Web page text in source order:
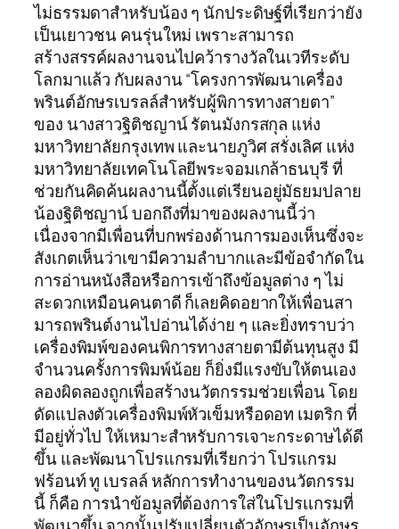
ไม่ธรรมดาสำหรับน้อง ๆ นักประดิษฐ์ที่เรียกว่ายัง
เป็นเยาวชน คนรุ่นใหม่ เพราะสามารถ
สร้างสรรค์ผลงานจนไปคว้ารางวัลในเวทีระดับ
โลกมาแล้ว กับผลงาน “โครงการพัฒนาเครื่อง
พรินต์อักษรเบรลล์สำหรับผู้พิการทางสายตา”
ของ นางสาวฐิติชญาน์ รัตนมังกรสกุล แห่ง
มหาวิทยาลัยกรุงเทพ และนายภูวิศ สรั่งเลิศ แห่ง
มหาวิทยาลัยเทคโนโลยีพระจอมเกล้าธนบุรี ที่
ช่วยกันคิดค้นผลงานนี้ตั้งแต่เรียนอยู่มัธยมปลาย
น้องฐิติชญาน์ บอกถึงที่มาของผลงานนี้ว่า
เนื่องจากมีเพื่อนที่บกพร่องด้านการมองเห็นซึ่งจะ
สังเกตเห็นว่าเขามีความลำบากและมีข้อจำกัดใน
การอ่านหนังสือหรือการเข้าถึงข้อมูลต่าง ๆ ไม่
สะดวกเหมือนคนตาดี ก็เลยคิดอยากให้เพื่อนสา
มารถพรินต์งานไปอ่านได้ง่าย ๆ และยิ่งทราบว่า
เครื่องพิมพ์ของคนพิการทางสายตามีต้นทุนสูง มี
จำนวนครั้งการพิมพ์น้อย ก็ยิ่งมีแรงขับให้ตนเอง
ลองผิดลองถูกเพื่อสร้างนวัตกรรมช่วยเพื่อน โดย
ดัดแปลงตัวเครื่องพิมพ์หัวเข็มหรือดอท เมตริก ที่
มีอยู่ทั่วไป ให้เหมาะสำหรับการเจาะกระดาษได้ดี
ขึ้น และพัฒนาโปรแกรมที่เรียกว่า โปรแกรม
ฟร้อนท์ ทู เบรลล์ หลักการทำงานของนวัตกรรม
นี้ ก็คือ การนำข้อมูลที่ต้องการใส่ในโปรเเกรมที่